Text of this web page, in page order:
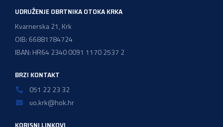
UDRUŽENJE OBRTNIKA OTOKA KRKA
Kvarnerska 21, Krk
OIB: 66881784724
IBAN: HR64 2340 0091 1170 2537 2
BRZI KONTAKT
051 22 23 32
uo.krk@hok.hr